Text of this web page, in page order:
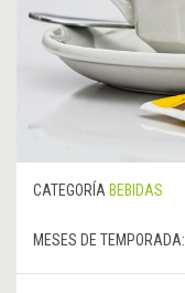
CATEGORÍA BEBIDAS
MESES DE TEMPORADA: